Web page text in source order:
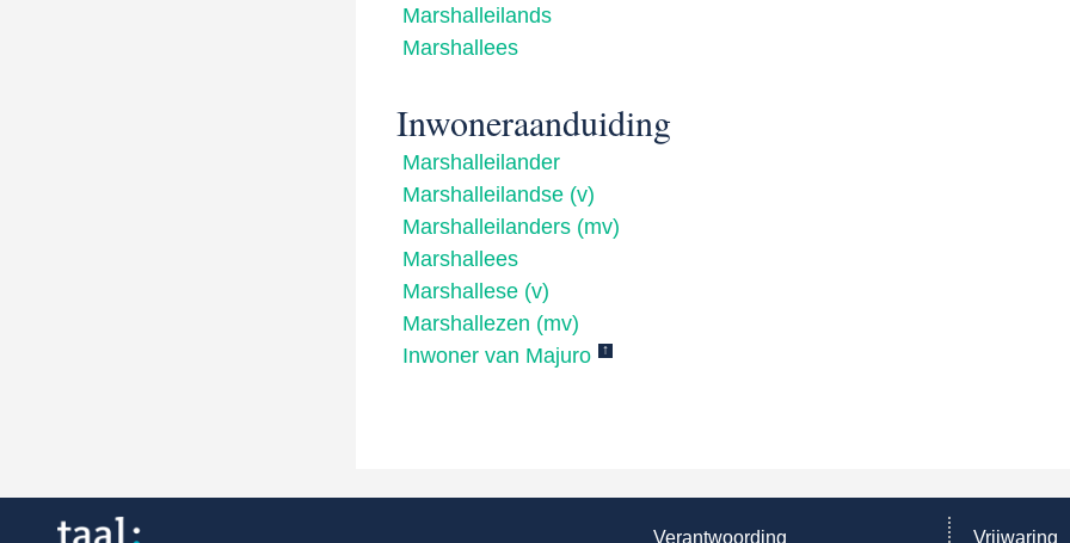
Marshalleilands
Marshallees
Inwoneraanduiding
Marshalleilander
Marshalleilandse (v)
Marshalleilanders (mv)
Marshallees
Marshallese (v)
Marshallezen (mv)
Inwoner van Majuro
↑
Verantwoording Vrijwaring